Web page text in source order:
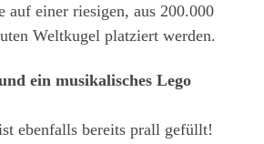
auf einer riesigen, aus 200.000
Weltkugel platziert werden.
ein musikalisches Lego
ebenfalls bereits prall gefüllt!